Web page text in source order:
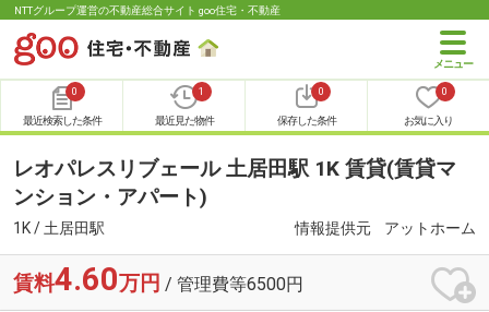
NTTグループ運営の不動産総合サイト goo住宅・不動産
0
最近検索した条件
1
最近見た物件
0
保存した条件
0
お気に入り
レオパレスリブェール 土居田駅 1K 賃貸(賃貸マ
ンション・アパート)
1K / 土居田駅 情報提供元 アットホーム
賃料4.60万円 / 管理費等6500円